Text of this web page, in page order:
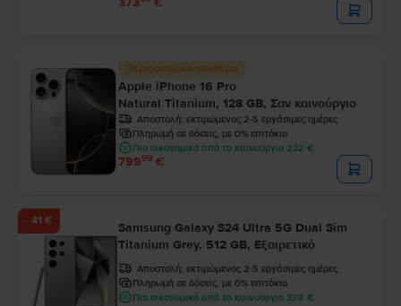
Περιορισμένο απόθεμα
Apple iPhone 16 Pro
Natural Titanium, 128 GB, Σαν καινούργιο
Αποστολή: εκτιμώμενος 2-5 εργάσιμες ημέρες
Πληρωμή σε δόσεις, με 0% επιτόκιο
Πιο οικονομικό από το καινούργιο 232 €
79999 €
- 41 €
Samsung Galaxy S24 Ultra 5G Dual Sim
Titanium Grey, 512 GB, Εξαιρετικό
Αποστολή: εκτιμώμενος 2-5 εργάσιμες ημέρες
Πληρωμή σε δόσεις, με 0% επιτόκιο
Πιο οικονομικό από το καινούργιο 328 €